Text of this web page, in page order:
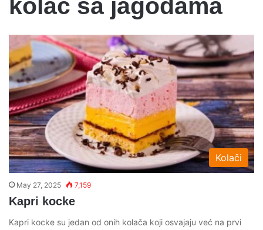
kolac sa jagodama
Kolači
May 27, 2025 7,159
Kapri kocke
Kapri kocke su jedan od onih kolača koji osvajaju već na prvi